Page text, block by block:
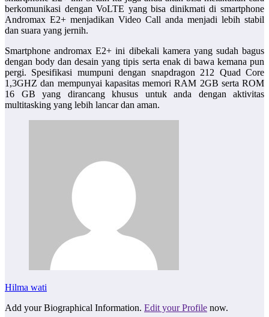
berkomunikasi dengan VoLTE yang bisa dinikmati di smartphone
Andromax E2+ menjadikan Video Call anda menjadi lebih stabil
dan suara yang jernih.
Smartphone andromax E2+ ini dibekali kamera yang sudah bagus
dengan body dan desain yang tipis serta enak di bawa kemana pun
pergi. Spesifikasi mumpuni dengan snapdragon 212 Quad Core
1,3GHZ dan mempunyai kapasitas memori RAM 2GB serta ROM
16 GB yang dirancang khusus untuk anda dengan aktivitas
multitasking yang lebih lancar dan aman.
Hilma wati
Add your Biographical Information. Edit your Profile now.